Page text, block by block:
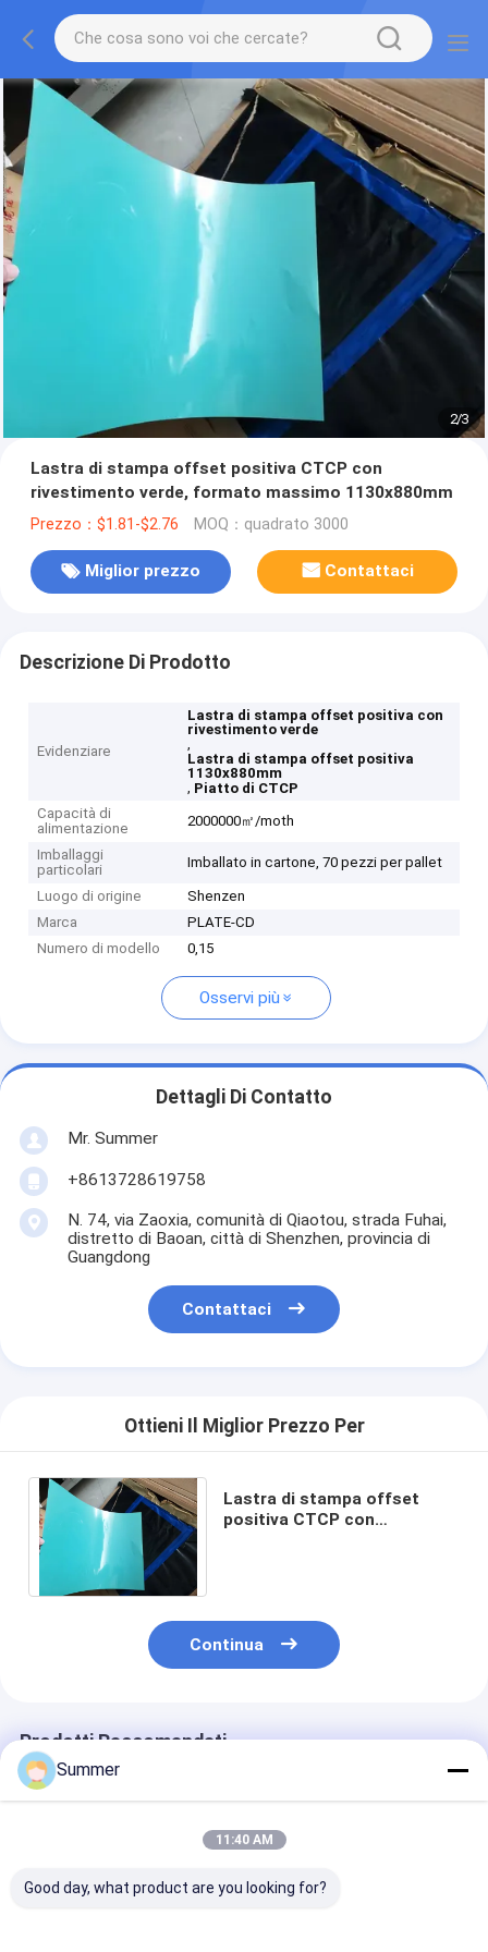
2/3
Lastra di stampa offset positiva CTCP con
rivestimento verde, formato massimo 1130x880mm
Prezzo：$1.81-$2.76 MOQ：quadrato 3000
Miglior prezzo Contattaci
Descrizione Di Prodotto
Evidenziare
Lastra di stampa offset positiva con
rivestimento verde
,
Lastra di stampa offset positiva
1130x880mm
, Piatto di CTCP
Capacità di
alimentazione
2000000㎡/moth
Imballaggi
particolari
Imballato in cartone, 70 pezzi per pallet
Luogo di origine
Shenzen
Marca
PLATE-CD
Numero di modello
0,15
Osservi più
Dettagli Di Contatto
Mr. Summer
+8613728619758
N. 74, via Zaoxia, comunità di Qiaotou, strada Fuhai,
distretto di Baoan, città di Shenzhen, provincia di
Guangdong
Contattaci
Ottieni Il Miglior Prezzo Per
Lastra di stampa offset
positiva CTCP con
Continua
Prodotti Raccomandati
Summer
11:40 AM
Good day, what product are you looking for?